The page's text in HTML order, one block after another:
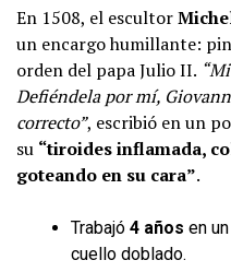
En 1508, el escultor
un encargo humillante:
orden del papa Julio II.
Defiéndela por mí,
correcto”, escribió en un
su “tiroides inflamada,
goteando en su cara”.
Trabajó 4 años en
cuello doblado.